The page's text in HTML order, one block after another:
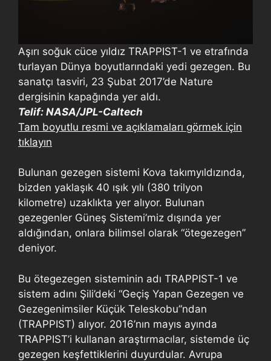
Aşırı soğuk cüce yıldız TRAPPIST-1 ve etrafında
turlayan Dünya boyutlarındaki yedi gezegen. Bu
sanatçı tasviri, 23 Şubat 2017’de Nature
dergisinin kapağında yer aldı.
Telif: NASA/JPL-Caltech
Tam boyutlu resmi ve açıklamaları görmek için
tıklayın
Bulunan gezegen sistemi Kova takımyıldızında,
bizden yaklaşık 40 ışık yılı (380 trilyon
kilometre) uzaklıkta yer alıyor. Bulunan
gezegenler Güneş Sistemi’miz dışında yer
aldığından, onlara bilimsel olarak “ötegezegen”
deniyor.
Bu ötegezegen sisteminin adı TRAPPIST-1 ve
sistem adını Şili’deki “Geçiş Yapan Gezegen ve
Gezegenimsiler Küçük Teleskobu”ndan
(TRAPPIST) alıyor. 2016’nın mayıs ayında
TRAPPIST’i kullanan araştırmacılar, sistemde üç
gezegen keşfettiklerini duyurdular. Avrupa